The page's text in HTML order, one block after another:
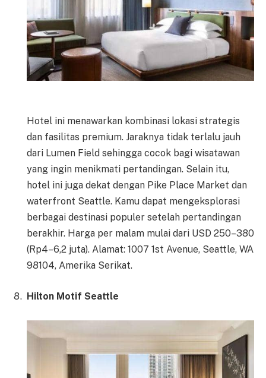
Hotel ini menawarkan kombinasi lokasi strategis
dan fasilitas premium. Jaraknya tidak terlalu jauh
dari Lumen Field sehingga cocok bagi wisatawan
yang ingin menikmati pertandingan. Selain itu,
hotel ini juga dekat dengan Pike Place Market dan
waterfront Seattle. Kamu dapat mengeksplorasi
berbagai destinasi populer setelah pertandingan
berakhir. Harga per malam mulai dari USD 250–380
(Rp4–6,2 juta). Alamat: 1007 1st Avenue, Seattle, WA
98104, Amerika Serikat.
Hilton Motif Seattle